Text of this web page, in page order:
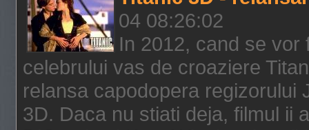
04 08:26:02
In 2012, cand se
celebrului vas de croaziere
relansa capodopera regizorului
3D. Daca nu stiati deja, filmul ii